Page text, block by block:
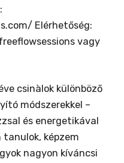
Elérhetőség:
vagy
csinàlok különböző
módszerekkel –
és energetikával
képzem
nagyon kíváncsi